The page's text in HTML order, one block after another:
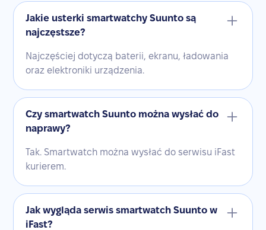
Jakie usterki smartwatchy Suunto są
najczęstsze?
Najczęściej dotyczą baterii, ekranu, ładowania
oraz elektroniki urządzenia.
Czy smartwatch Suunto można wysłać do
naprawy?
Tak. Smartwatch można wysłać do serwisu iFast
kurierem.
Jak wygląda serwis smartwatch Suunto w
iFast?